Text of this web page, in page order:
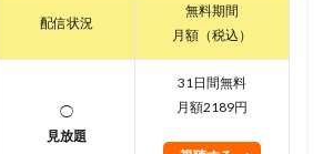
配信状況
無料期間
月額（税込）
◯
見放題
31日間無料
月額2189円